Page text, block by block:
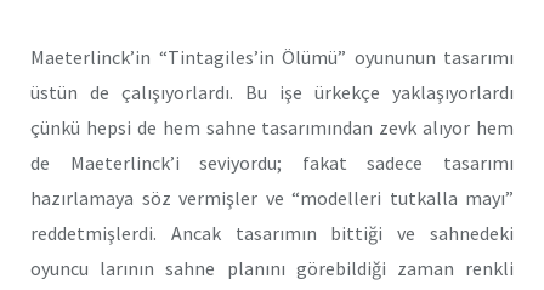
Maeterlinck’in “Tintagiles’in Ölümü” oyununun tasarımı
üstün de çalışıyorlardı. Bu işe ürkekçe yaklaşıyorlardı
çünkü hepsi de hem sahne tasarımından zevk alıyor hem
de Maeterlinck’i seviyordu; fakat sadece tasarımı
hazırlamaya söz vermişler ve “modelleri tutkalla mayı”
reddetmişlerdi. Ancak tasarımın bittiği ve sahnedeki
oyuncu larının sahne planını görebildiği zaman renkli